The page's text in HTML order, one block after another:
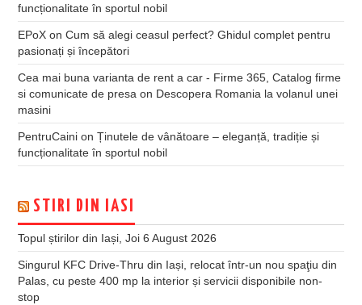
funcționalitate în sportul nobil
EPoX onCum să alegi ceasul perfect? Ghidul complet pentru
pasionați și începători
Cea mai buna varianta de rent a car - Firme 365, Catalog firme
si comunicate de presa on Descopera Romania la volanul unei
masini
PentruCaini onȚinutele de vânătoare – eleganță, tradiție și
funcționalitate în sportul nobil
STIRI DIN IASI
Topul știrilor din Iași, Joi 6 August 2026
Singurul KFC Drive-Thru din Iași, relocat într-un nou spaţiu din
Palas, cu peste 400 mp la interior și servicii disponibile non-
stop